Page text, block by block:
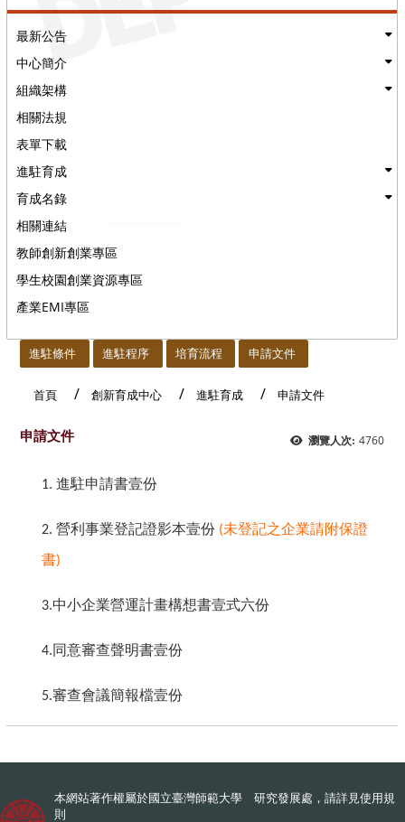
最新公告
中心簡介
組織架構
相關法規
表單下載
進駐育成
育成名錄
相關連結
教師創新創業專區
學生校園創業資源專區
產業EMI專區
進駐條件 進駐程序 培育流程 申請文件
首頁 創新育成中心 進駐育成 申請文件
瀏覽人次: 4760
申請文件
1. 進駐申請書壹份
2. 營利事業登記證影本壹份 (未登記之企業請附保證
書)
3.中小企業營運計畫構想書壹式六份
4.同意審查聲明書壹份
5.審查會議簡報檔壹份
本網站著作權屬於國立臺灣師範大學 研究發展處，請詳見使用規
則